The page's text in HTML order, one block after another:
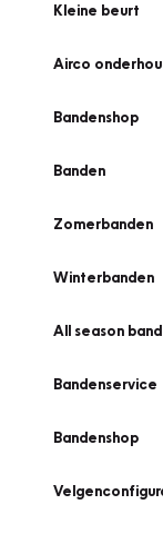
Kleine beurt
Airco
Bandenshop
Banden
Zomerbanden
Winterbanden
All season
Bandenservice
Bandenshop